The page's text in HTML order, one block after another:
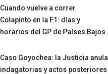
Cuando vuelve a correr
Colapinto en la F1: días y
horarios del GP de Países Bajos
Caso Goyochea: la Justicia anula
indagatorias y actos posteriores